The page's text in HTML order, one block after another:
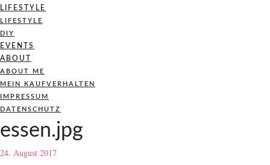
LIFESTYLE
LIFESTYLE
DIY
EVENTS
ABOUT
ABOUT ME
MEIN KAUFVERHALTEN
IMPRESSUM
DATENSCHUTZ
essen.jpg
24. August 2017